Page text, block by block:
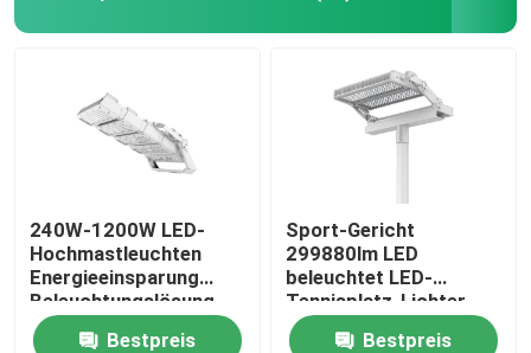
hohes Buchtlicht UFO
Lineare hohe Bucht-Lichter LED
Außenleuchte
240W-1200W LED-
Hochmastleuchten
Energieeinsparung
Beleuchtungslösung
Bestpreis
Sport-Gericht
299880lm LED
beleuchtet LED-
Tennisplatz-Lichter
ENEC
Bestpreis